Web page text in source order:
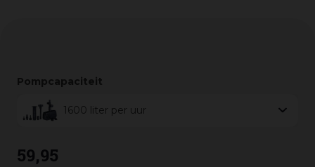
Pompcapaciteit
1600 liter per uur
59,95